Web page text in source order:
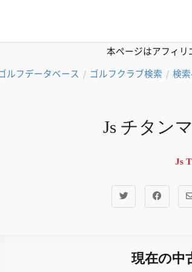
本ページはアフィ
ルフデータベース / ゴルフクラブ検索 / 検
Js チタン
Js
現在の中